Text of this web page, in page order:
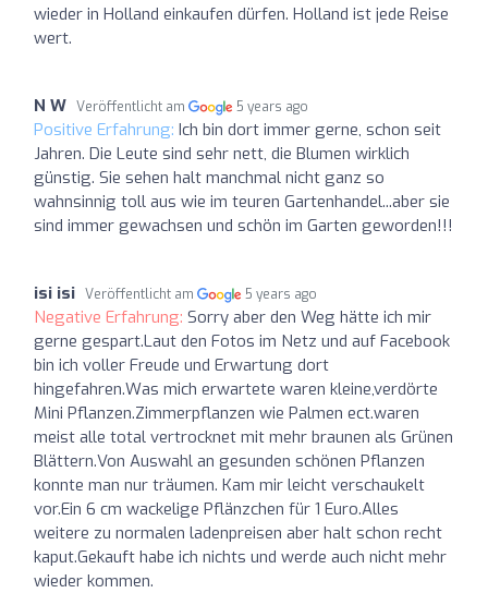
wieder in Holland einkaufen dürfen. Holland ist jede Reise
wert.
N W Veröffentlicht am 5 years ago
Positive Erfahrung: Ich bin dort immer gerne, schon seit
Jahren. Die Leute sind sehr nett, die Blumen wirklich
günstig. Sie sehen halt manchmal nicht ganz so
wahnsinnig toll aus wie im teuren Gartenhandel...aber sie
sind immer gewachsen und schön im Garten geworden!!!
isi isi Veröffentlicht am 5 years ago
Negative Erfahrung: Sorry aber den Weg hätte ich mir
gerne gespart.Laut den Fotos im Netz und auf Facebook
bin ich voller Freude und Erwartung dort
hingefahren.Was mich erwartete waren kleine,verdörte
Mini Pflanzen.Zimmerpflanzen wie Palmen ect.waren
meist alle total vertrocknet mit mehr braunen als Grünen
Blättern.Von Auswahl an gesunden schönen Pflanzen
konnte man nur träumen. Kam mir leicht verschaukelt
vor.Ein 6 cm wackelige Pflänzchen für 1 Euro.Alles
weitere zu normalen ladenpreisen aber halt schon recht
kaput.Gekauft habe ich nichts und werde auch nicht mehr
wieder kommen.